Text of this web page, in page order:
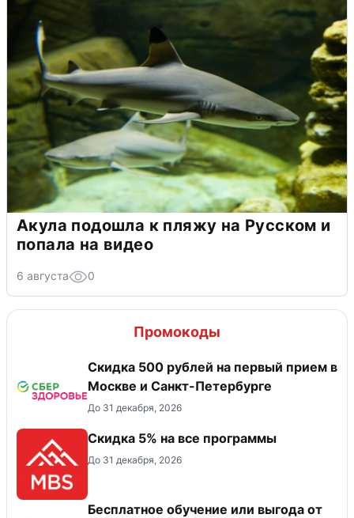
Акула подошла к пляжу на Русском и
попала на видео
6 августа 0
Промокоды
Скидка 500 рублей на первый прием в
Москве и Санкт-Петербурге
До 31 декабря, 2026
Скидка 5% на все программы
До 31 декабря, 2026
Бесплатное обучение или выгода от